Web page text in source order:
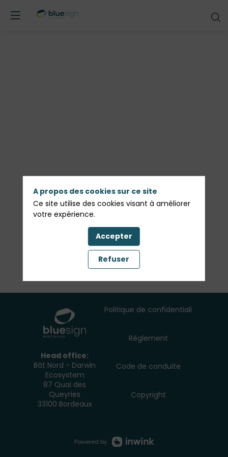
Head office:
Bât Nord - Darwin
Ecosystem
87 Quai des
Queyries
33100 Bordeaux
Politique de confidentialité
Règlement
Code de conduite
Copyright
Powered by
A propos des cookies sur ce site
Ce site utilise des cookies visant à améliorer
votre expérience.
Accepter
Refuser